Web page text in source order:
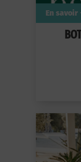
En savoir